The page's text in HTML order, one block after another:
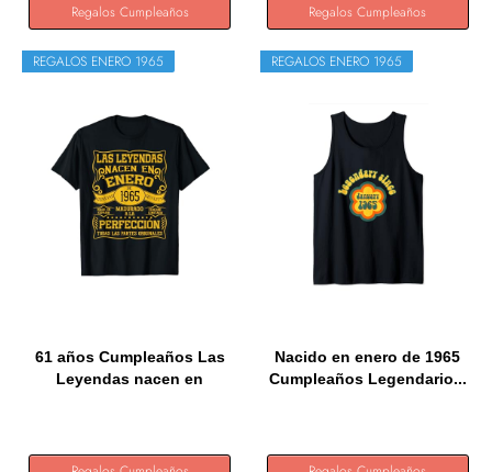
Regalos Cumpleaños Regalos Cumpleaños
REGALOS ENERO 1965
61 años Cumpleaños Las
Leyendas nacen en
REGALOS ENERO 1965
Nacido en enero de 1965
Cumpleaños Legendario...